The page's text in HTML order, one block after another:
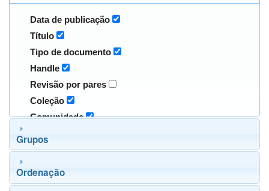
Data de publicação
Título
Tipo de documento
Handle
Revisão por pares
Coleção
Comunidade
Grupos
Ordenação